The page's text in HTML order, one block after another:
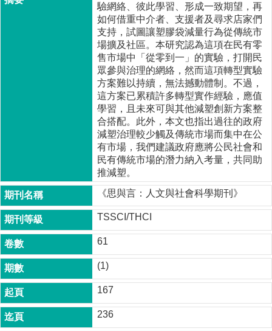
口
試
專
區
所
學
會
驗網絡、彼此學習、形成一致期望，再
如何借重中介者、支援者及尋求店家們
支持，試圖讓塑膠袋減量行為從傳統市
場擴及社區。本研究認為這項在民有零
售市場中「從零到一」的實驗，打開民
眾參與治理的網絡，然而這項轉型實驗
方案難以持續，無法撼動體制。不過，
這方案已累積許多轉型實作經驗，應值
學習，且未來可與其他減塑創新方案整
合搭配。此外，本文也指出過往的政府
減塑治理較少觸及傳統市場而集中在公
有市場，我們建議政府應將公民社會和
民有傳統市場的潛力納入考量，共同助
推減塑。
《思與言：人文與社會科學期刊》
TSSCI/THCI
61
(1)
167
236